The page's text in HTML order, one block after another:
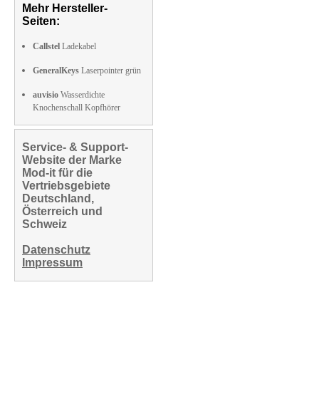
Mehr Hersteller-
Seiten:
Callstel Ladekabel
GeneralKeys Laserpointer grün
auvisio Wasserdichte
Knochenschall Kopfhörer
Service- & Support-
Website der Marke
Mod-it für die
Vertriebsgebiete
Deutschland,
Österreich und
Schweiz
Datenschutz
Impressum